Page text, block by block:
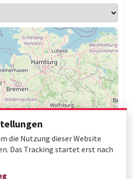
die Nutzung dieser Website
Das Tracking startet erst nach